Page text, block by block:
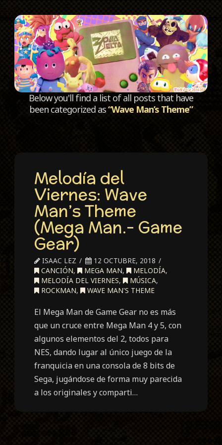
Below you'll find a list of all posts that have
been categorized as“Wave Man’s Theme”
Melodía del
Viernes: Wave
Man’s Theme
(Mega Man.- Game
Gear)
ISAAC LEZ
12 OCTUBRE, 2018
CANCIÓN, MEGA MAN, MELODÍA,
MELODÍA DEL VIERNES, MÚSICA,
ROCKMAN, WAVE MAN'S THEME
El Mega Man de Game Gear no es más
que un cruce entre Mega Man 4 y 5, con
algunos elementos del 2, todos para
NES, dando lugar al único juego de la
franquicia en una consola de 8 bits de
Sega, jugándose de forma muy parecida
a los originales y comparti…